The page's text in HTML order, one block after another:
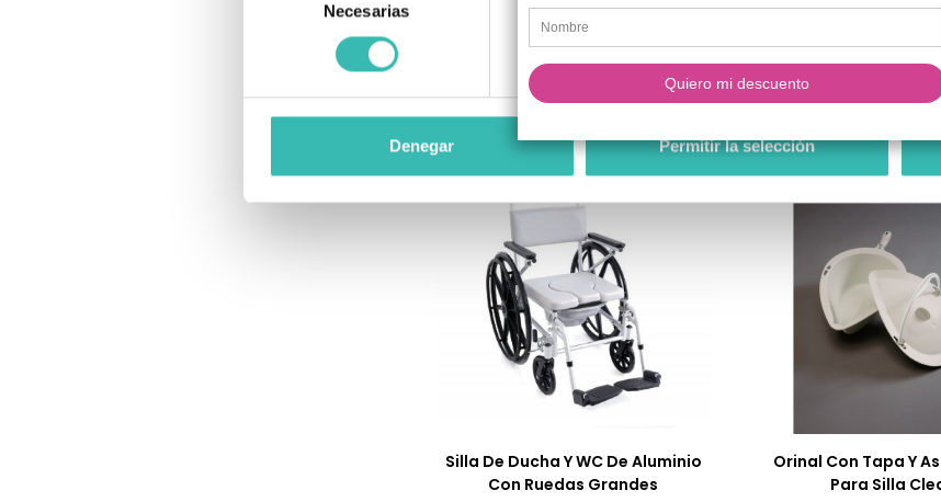
consentimiento
Necesarias Preferencias Estadística
Denegar Permitir la selección
409,00 €
Añadir al carrito 
259,00 €
Añadir al carrito
Silla De Ducha Y WC De Aluminio
Con Ruedas Grandes
Orinal Con Tapa Y
Para Silla